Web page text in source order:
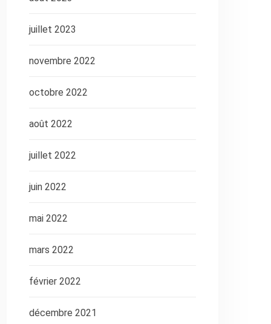
juillet 2023
novembre 2022
octobre 2022
août 2022
juillet 2022
juin 2022
mai 2022
mars 2022
février 2022
décembre 2021